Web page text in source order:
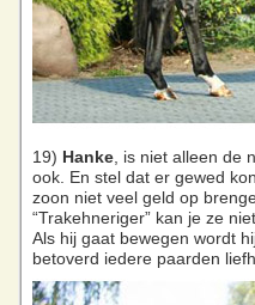
19) Hanke, is niet alleen de
ook. En stel dat er gewed
zoon niet veel geld op
“Trakehneriger” kan je ze
Als hij gaat bewegen wordt
betoverd iedere paarden